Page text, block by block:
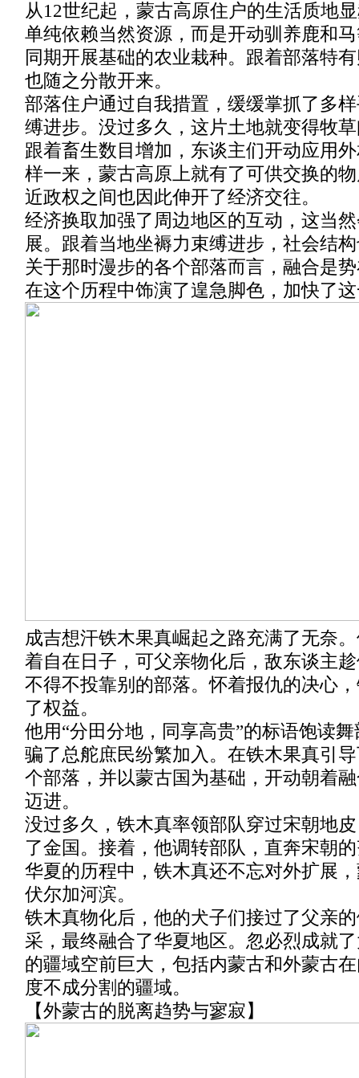
从12世纪起，蒙古高原住户的生活质地
单纯依赖当然资源，而是开动驯养鹿和
同期开展基础的农业栽种。跟着部落特
也随之分散开来。
部落住户通过自我措置，缓缓掌抓了多
缚进步。没过多久，这片土地就变得牧
跟着畜生数目增加，东谈主们开动应用
样一来，蒙古高原上就有了可供交换的
近政权之间也因此伸开了经济交往。
经济换取加强了周边地区的互动，这当
展。跟着当地坐褥力束缚进步，社会结
关于那时漫步的各个部落而言，融合是
在这个历程中饰演了遑急脚色，加快了
成吉想汗铁木果真崛起之路充满了无奈
着自在日子，可父亲物化后，敌东谈主
不得不投靠别的部落。怀着报仇的决心
了权益。
他用“分田分地，同享高贵”的标语饱读
骗了总舵庶民纷繁加入。在铁木果真引
个部落，并以蒙古国为基础，开动朝着
迈进。
没过多久，铁木真率领部队穿过宋朝地
了金国。接着，他调转部队，直奔宋朝
华夏的历程中，铁木真还不忘对外扩展
伏尔加河滨。
铁木真物化后，他的犬子们接过了父亲
采，最终融合了华夏地区。忽必烈成就
的疆域空前巨大，包括内蒙古和外蒙古
度不成分割的疆域。
【外蒙古的脱离趋势与寥寂】